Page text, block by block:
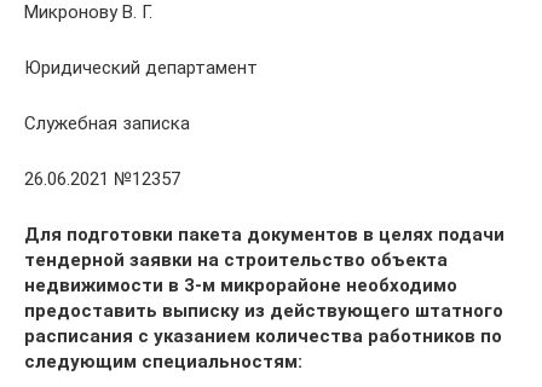
Микронову В. Г.
Юридический департамент
Служебная записка
26.06.2021 №12357
Для подготовки пакета документов в целях подачи
тендерной заявки на строительство объекта
недвижимости в 3-м микрорайоне необходимо
предоставить выписку из действующего штатного
расписания с указанием количества работников по
следующим специальностям: